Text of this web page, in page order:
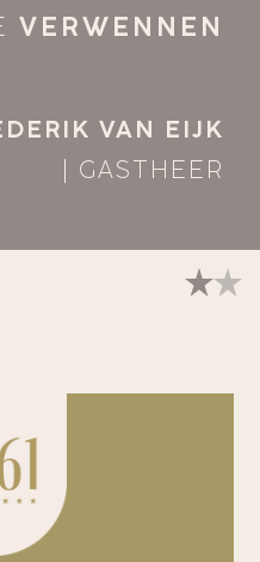
VERWENNEN
VAN EIJK
GASTHEER